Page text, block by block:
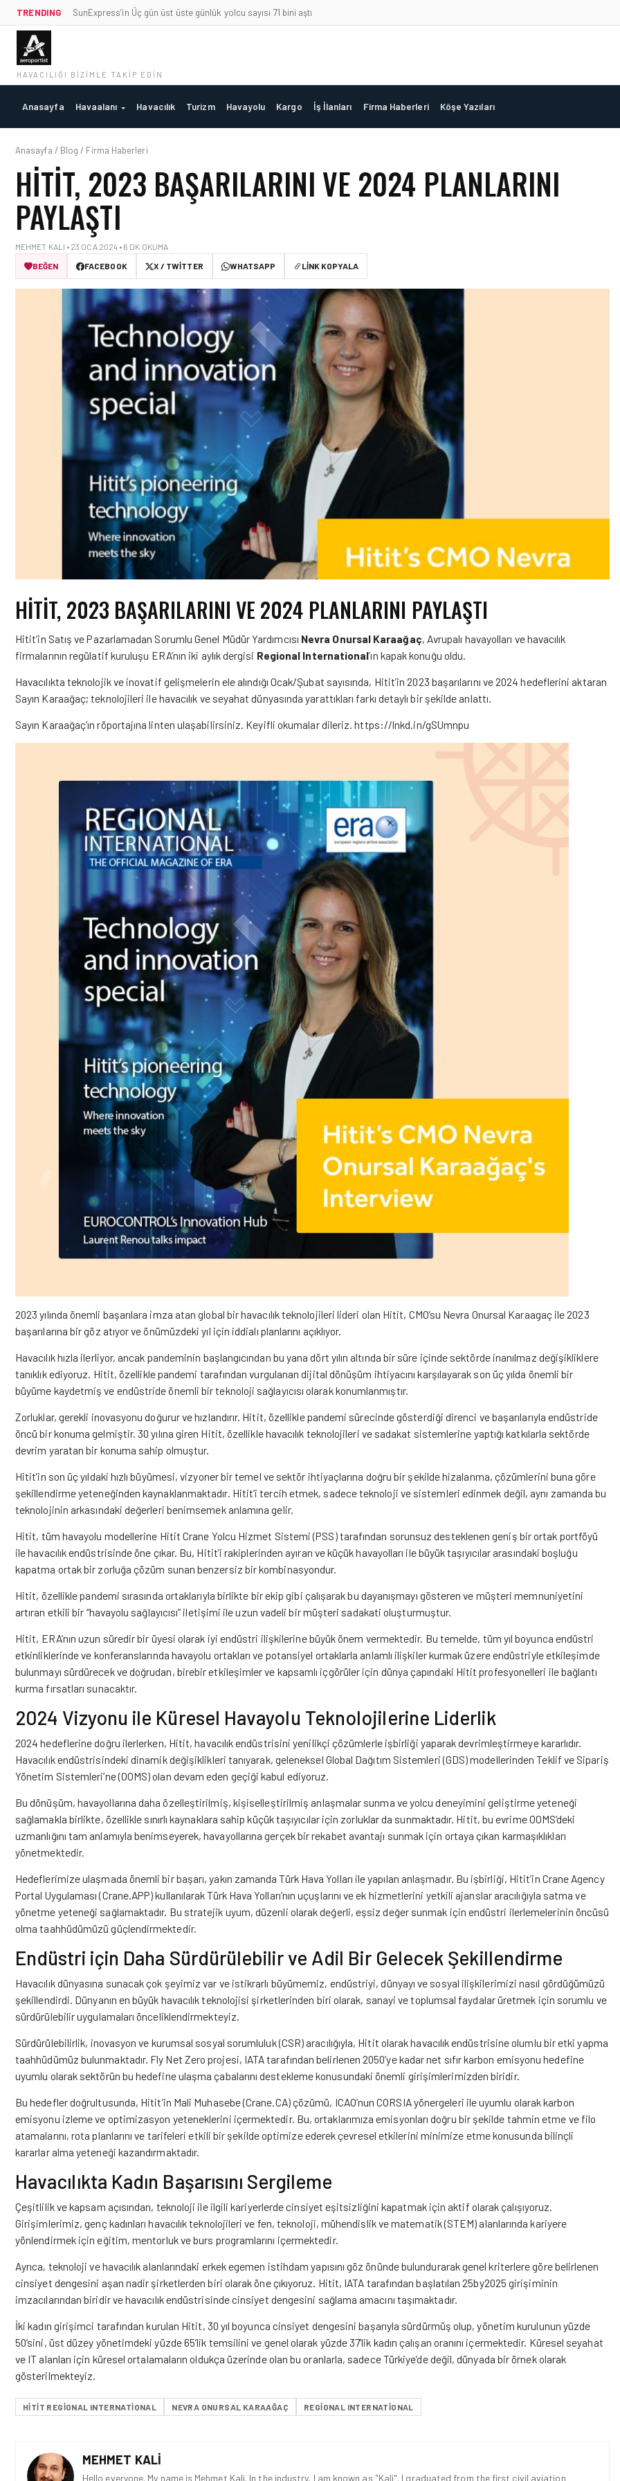
TRENDING SunExpress’in Üç gün üst üste günlük yolcu sayısı 71 bini aştı
HAVACILIĞI BIZIMLE TAKIP EDIN
Anasayfa Havaalanı Havacılık Turizm Havayolu Kargo İş İlanları Firma Haberleri Köşe Yazıları
Anasayfa / Blog / Firma Haberleri
HITIT, 2023 BAŞARILARINI VE 2024 PLANLARINI
PAYLAŞTI
MEHMET KALI • 23 OCA 2024 • 6 DK OKUMA
BEĞEN
FACEBOOK X / TWITTER WHATSAPP LINK KOPYALA
HITIT, 2023 BAŞARILARINI VE 2024 PLANLARINI PAYLAŞTI
Hitit’in Satış ve Pazarlamadan Sorumlu Genel Müdür Yardımcısı Nevra Onursal Karaağaç, Avrupalı havayolları ve havacılık
firmalarının regülatif kuruluşu ERA’nın iki aylık dergisi Regional International’ın kapak konuğu oldu.
Havacılıkta teknolojik ve inovatif gelişmelerin ele alındığı Ocak/Şubat sayısında, Hitit’in 2023 başarılarını ve 2024 hedeflerini aktaran
Sayın Karaağaç; teknolojileri ile havacılık ve seyahat dünyasında yarattıkları farkı detaylı bir şekilde anlattı.
Sayın Karaağaç’ın röportajına linten ulaşabilirsiniz. Keyifli okumalar dileriz.https://lnkd.in/gSUmnpu
2023 yılında önemli başarılara imza atan global bir havacılık teknolojileri lideri olan Hitit, CMO’su Nevra Onursal Karaagaç ile 2023
başarılarına bir göz atıyor ve önümüzdeki yıl için iddialı planlarını açıklıyor.
Havacılık hızla ilerliyor, ancak pandeminin başlangıcından bu yana dört yılın altında bir süre içinde sektörde inanılmaz değişikliklere
tanıklık ediyoruz. Hitit, özellikle pandemi tarafından vurgulanan dijital dönüşüm ihtiyacını karşılayarak son üç yılda önemli bir
büyüme kaydetmiş ve endüstride önemli bir teknoloji sağlayıcısı olarak konumlanmıştır.
Zorluklar, gerekli inovasyonu doğurur ve hızlandırır. Hitit, özellikle pandemi sürecinde gösterdiği direnci ve başarılarıyla endüstride
öncü bir konuma gelmiştir. 30 yılına giren Hitit, özellikle havacılık teknolojileri ve sadakat sistemlerine yaptığı katkılarla sektörde
devrim yaratan bir konuma sahip olmuştur.
Hitit’in son üç yıldaki hızlı büyümesi, vizyoner bir temel ve sektör ihtiyaçlarına doğru bir şekilde hizalanma, çözümlerini buna göre
şekillendirme yeteneğinden kaynaklanmaktadır. Hitit’i tercih etmek, sadece teknoloji ve sistemleri edinmek değil, aynı zamanda bu
teknolojinin arkasındaki değerleri benimsemek anlamına gelir.
Hitit, tüm havayolu modellerine Hitit Crane Yolcu Hizmet Sistemi (PSS) tarafından sorunsuz desteklenen geniş bir ortak portföyü
ile havacılık endüstrisinde öne çıkar. Bu, Hitit’i rakiplerinden ayıran ve küçük havayolları ile büyük taşıyıcılar arasındaki boşluğu
kapatma ortak bir zorluğa çözüm sunan benzersiz bir kombinasyondur.
Hitit, özellikle pandemi sırasında ortaklarıyla birlikte bir ekip gibi çalışarak bu dayanışmayı gösteren ve müşteri memnuniyetini
artıran etkili bir “havayolu sağlayıcısı” iletişimi ile uzun vadeli bir müşteri sadakati oluşturmuştur.
Hitit, ERA’nın uzun süredir bir üyesi olarak iyi endüstri ilişkilerine büyük önem vermektedir. Bu temelde, tüm yıl boyunca endüstri
etkinliklerinde ve konferanslarında havayolu ortakları ve potansiyel ortaklarla anlamlı ilişkiler kurmak üzere endüstriyle etkileşimde
bulunmayı sürdürecek ve doğrudan, birebir etkileşimler ve kapsamlı içgörüler için dünya çapındaki Hitit profesyonelleri ile bağlantı
kurma fırsatları sunacaktır.
2024 Vizyonu ile Küresel Havayolu Teknolojilerine Liderlik
2024 hedeflerine doğru ilerlerken, Hitit, havacılık endüstrisini yenilikçi çözümlerle işbirliği yaparak devrimleştirmeye kararlıdır.
Havacılık endüstrisindeki dinamik değişiklikleri tanıyarak, geleneksel Global Dağıtım Sistemleri (GDS) modellerinden Teklif ve Sipariş
Yönetim Sistemleri’ne (OOMS) olan devam eden geçiği kabul ediyoruz.
Bu dönüşüm, havayollarına daha özelleştirilmiş, kişiselleştirilmiş anlaşmalar sunma ve yolcu deneyimini geliştirme yeteneği
sağlamakla birlikte, özellikle sınırlı kaynaklara sahip küçük taşıyıcılar için zorluklar da sunmaktadır. Hitit, bu evrime OOMS’deki
uzmanlığını tam anlamıyla benimseyerek, havayollarına gerçek bir rekabet avantajı sunmak için ortaya çıkan karmaşıklıkları
yönetmektedir.
Hedeflerimize ulaşmada önemli bir başarı, yakın zamanda Türk Hava Yolları ile yapılan anlaşmadır. Bu işbirliği, Hitit’in Crane Agency
Portal Uygulaması (Crane.APP) kullanılarak Türk Hava Yolları’nın uçuşlarını ve ek hizmetlerini yetkili ajanslar aracılığıyla satma ve
yönetme yeteneği sağlamaktadır. Bu stratejik uyum, düzenli olarak değerli, eşsiz değer sunmak için endüstri ilerlemelerinin öncüsü
olma taahhüdümüzü güçlendirmektedir.
Endüstri için Daha Sürdürülebilir ve Adil Bir Gelecek Şekillendirme
Havacılık dünyasına sunacak çok şeyimiz var ve istikrarlı büyümemiz, endüstriyi, dünyayı ve sosyal ilişkilerimizi nasıl gördüğümüzü
şekillendirdi. Dünyanın en büyük havacılık teknolojisi şirketlerinden biri olarak, sanayi ve toplumsal faydalar üretmek için sorumlu ve
sürdürülebilir uygulamaları önceliklendirmekteyiz.
Sürdürülebilirlik, inovasyon ve kurumsal sosyal sorumluluk (CSR) aracılığıyla, Hitit olarak havacılık endüstrisine olumlu bir etki yapma
taahhüdümüz bulunmaktadır. Fly Net Zero projesi, IATA tarafından belirlenen 2050’ye kadar net sıfır karbon emisyonu hedefine
uyumlu olarak sektörün bu hedefine ulaşma çabalarını destekleme konusundaki önemli girişimlerimizden biridir.
Bu hedefler doğrultusunda, Hitit’in Mali Muhasebe (Crane.CA) çözümü, ICAO’nun CORSIA yönergeleri ile uyumlu olarak karbon
emisyonu izleme ve optimizasyon yeteneklerini içermektedir. Bu, ortaklarımıza emisyonları doğru bir şekilde tahmin etme ve filo
atamalarını, rota planlarını ve tarifeleri etkili bir şekilde optimize ederek çevresel etkilerini minimize etme konusunda bilinçli
kararlar alma yeteneği kazandırmaktadır.
Havacılıkta Kadın Başarısını Sergileme
Çeşitlilik ve kapsam açısından, teknoloji ile ilgili kariyerlerde cinsiyet eşitsizliğini kapatmak için aktif olarak çalışıyoruz.
Girişimlerimiz, genç kadınları havacılık teknolojileri ve fen, teknoloji, mühendislik ve matematik (STEM) alanlarında kariyere
yönlendirmek için eğitim, mentorluk ve burs programlarını içermektedir.
Ayrıca, teknoloji ve havacılık alanlarındaki erkek egemen istihdam yapısını göz önünde bulundurarak genel kriterlere göre belirlenen
cinsiyet dengesini aşan nadir şirketlerden biri olarak öne çıkıyoruz. Hitit, IATA tarafından başlatılan 25by2025 girişiminin
imzacılarından biridir ve havacılık endüstrisinde cinsiyet dengesini sağlama amacını taşımaktadır.
İki kadın girişimci tarafından kurulan Hitit, 30 yıl boyunca cinsiyet dengesini başarıyla sürdürmüş olup, yönetim kurulunun yüzde
50’sini, üst düzey yönetimdeki yüzde 65’lik temsilini ve genel olarak yüzde 37’lik kadın çalışan oranını içermektedir. Küresel seyahat
ve IT alanları için küresel ortalamaların oldukça üzerinde olan bu oranlarla, sadece Türkiye’de değil, dünyada bir örnek olarak
gösterilmekteyiz.
HITIT REGIONAL INTERNATIONAL NEVRA ONURSAL KARAAĞAÇ REGIONAL INTERNATIONAL
MEHMET KALI
Hello everyone. My name is Mehmet Kali. In the industry, I am known as "Kali". I graduated from the first civil aviation